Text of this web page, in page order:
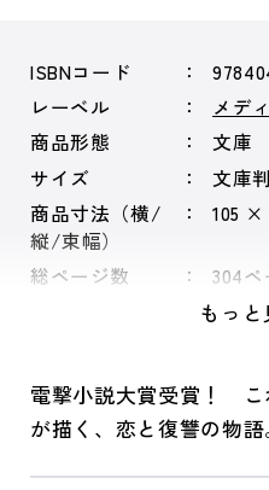
ISBNコード
レーベル
メデ
商品形態
文庫
サイズ
文庫判
商品寸法（横/
縦/束幅）
105 ×
総ページ数 304ペ
もっと
電撃小説大賞受賞！ こ
が描く、恋と復讐の物語